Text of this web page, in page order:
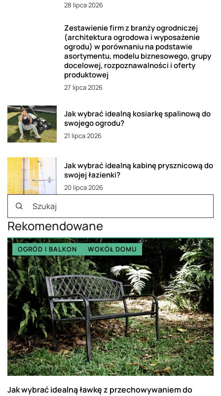
28 lipca 2026
Zestawienie firm z branży ogrodniczej
(architektura ogrodowa i wyposażenie
ogrodu) w porównaniu na podstawie
asortymentu, modelu biznesowego, grupy
docelowej, rozpoznawalności i oferty
produktowej
27 lipca 2026
Jak wybrać idealną kosiarkę spalinową do
swojego ogrodu?
21 lipca 2026
Jak wybrać idealną kabinę prysznicową do
swojej łazienki?
20 lipca 2026
Rekomendowane
OGRÓD I BALKON WOKÓŁ DOMU
Jak wybrać idealną ławkę z przechowywaniem do